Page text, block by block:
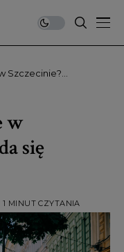
Szczecinie?
w
się
1 MINUT CZYTANIA